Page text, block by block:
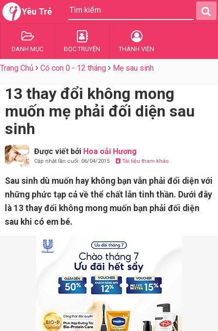
Yêu Trẻ
DANH MỤC ĐỌC TRUYỆN THÀNH VIÊN
Trang Chủ Có con 0 - 12 tháng Mẹ sau sinh
13 thay đổi không mong
muốn mẹ phải đối diện sau
sinh
Được viết bởi Hoa oải Hương
Cập nhật lần cuối: 06/04/2015 Tài liệu tham khảo
Sau sinh dù muốn hay không bạn vẫn phải đổi diện với
những phức tạp cả về thể chất lẫn tinh thần. Dưới đây
là 13 thay đổi không mong muốn bạn phải đối diện
sau khi có em bé.